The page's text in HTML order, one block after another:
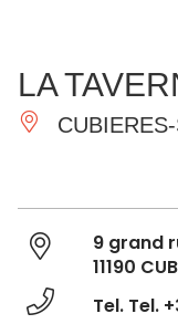
IMPRESCINDIBLES
LA
9 grand
11190
Tel. Tel.